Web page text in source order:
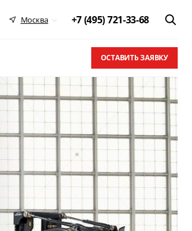
Москва +7 (495) 721-33-68
ОСТАВИТЬ ЗАЯВКУ